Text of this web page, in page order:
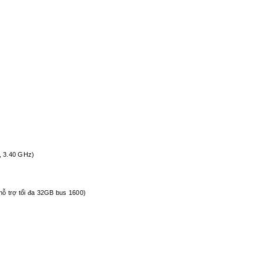
GHz)
trợ tối đa 32GB bus 1600)